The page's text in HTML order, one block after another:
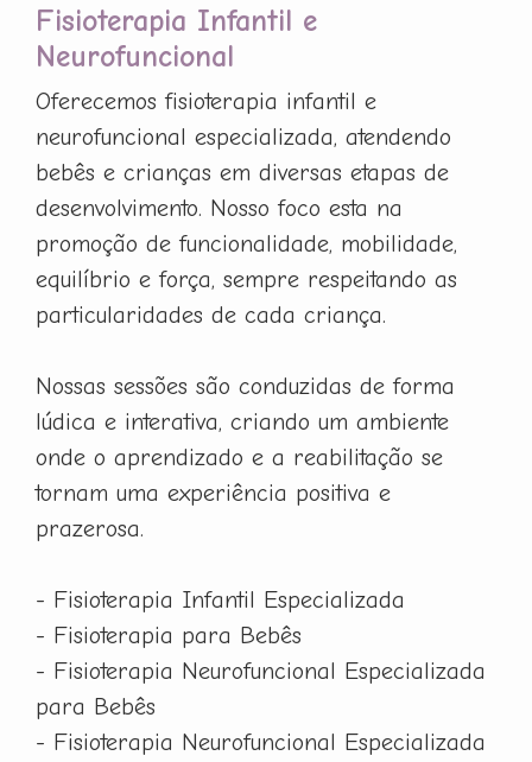
Fisioterapia Infantil e
Neurofuncional
Oferecemos fisioterapia infantil e
neurofuncional especializada, atendendo
bebês e crianças em diversas etapas de
desenvolvimento. Nosso foco esta na
promoção de funcionalidade, mobilidade,
equilíbrio e força, sempre respeitando as
particularidades de cada criança.
Nossas sessões são conduzidas de forma
lúdica e interativa, criando um ambiente
onde o aprendizado e a reabilitação se
tornam uma experiência positiva e
prazerosa.
- Fisioterapia Infantil Especializada
- Fisioterapia para Bebês
- Fisioterapia Neurofuncional Especializada
para Bebês
- Fisioterapia Neurofuncional Especializada